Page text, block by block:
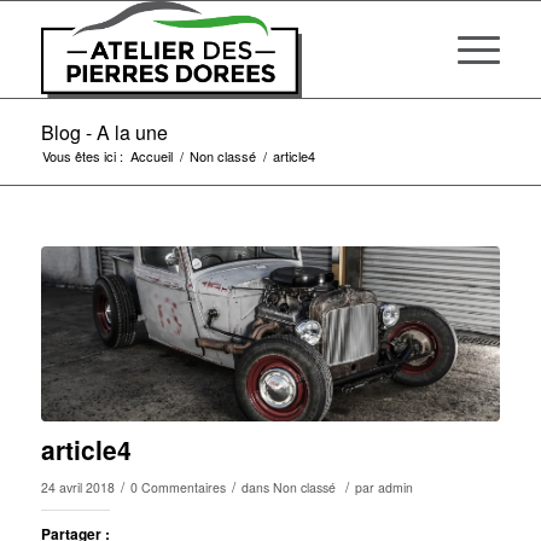
Blog - A la une
Vous êtes ici : Accueil / Non classé / article4
article4
24 avril 2018 / 0 Commentaires / dans Non classé / par admin
Partager :